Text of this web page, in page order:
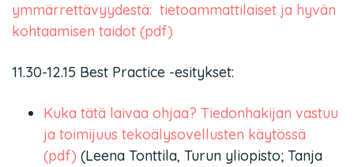
ymmärrettävyydestä: tietoammattilaiset ja hyvän
kohtaamisen taidot (pdf)
11.30-12.15 Best Practice -esitykset:
Kuka tätä laivaa ohjaa? Tiedonhakijan vastuu
ja toimijuus tekoälysovellusten käytössä
(pdf) (Leena Tonttila, Turun yliopisto; Tanja